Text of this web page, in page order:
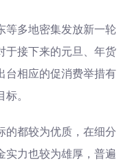
多地密集发放新一轮
于接下来的元旦、年货
台相应的促消费举措有
。
都较为优质，在细分
实力也较为雄厚，普遍